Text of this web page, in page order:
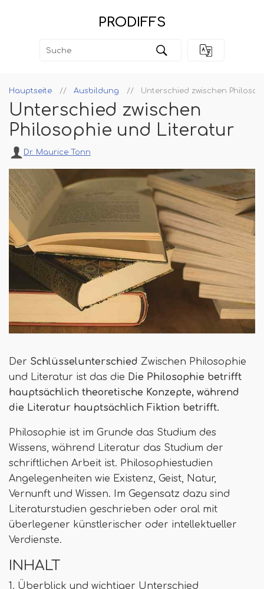
PRODIFFS
Hauptseite Ausbildung Unterschied zwischen
Unterschied zwischen
Philosophie und Literatur
Dr. Maurice Tonn
Der Schlüsselunterschied Zwischen Philosophie
und Literatur ist das die Die Philosophie betrifft
hauptsächlich theoretische Konzepte, während
die Literatur hauptsächlich Fiktion betrifft.
Philosophie ist im Grunde das Studium des
Wissens, während Literatur das Studium der
schriftlichen Arbeit ist. Philosophiestudien
Angelegenheiten wie Existenz, Geist, Natur,
Vernunft und Wissen. Im Gegensatz dazu sind
Literaturstudien geschrieben oder oral mit
überlegener künstlerischer oder intellektueller
Verdienste.
INHALT
1. Überblick und wichtiger Unterschied